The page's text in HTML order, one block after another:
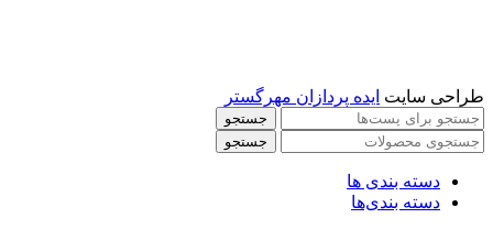
طراحی سایت ایده پردازان مهرگستر
جستجو
جستجو
دسته بندی ها
دسته بندی‌ها